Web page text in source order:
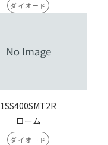
ダイオード
1SS400SMT2R
ローム
ダイオード